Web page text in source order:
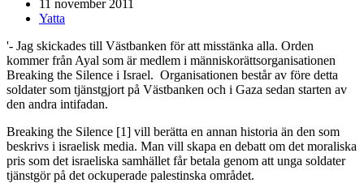
11 november 2011
Yatta
'- Jag skickades till Västbanken för att misstänka alla. Orden
kommer från Ayal som är medlem i människorättsorganisationen
Breaking the Silence i Israel. Organisationen består av före detta
soldater som tjänstgjort på Västbanken och i Gaza sedan starten av
den andra intifadan.
Breaking the Silence [1] vill berätta en annan historia än den som
beskrivs i israelisk media. Man vill skapa en debatt om det moraliska
pris som det israeliska samhället får betala genom att unga soldater
tjänstgör på det ockuperade palestinska området.